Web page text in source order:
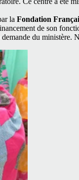
la Fondation
de son
du ministère.